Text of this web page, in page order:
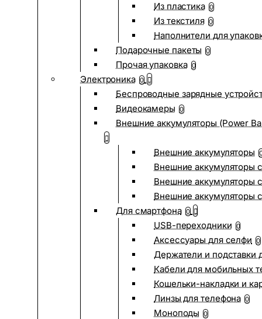
Из пластика 0
Из текстиля 0
Наполнители для
Подарочные пакеты 0
Прочая упаковка 0
Электроника 0
Беспроводные зарядные
Видеокамеры 0
Внешние аккумуляторы (Power
Внешние аккумуляторы
Внешние аккумуляторы
Внешние аккумуляторы
Внешние аккумуляторы
Для смартфона 0
USB-переходники 0
Аксессуары для селфи 0
Держатели и подставки
Кабели для мобильных
Кошельки-накладки и
Линзы для телефона 0
Моноподы 0